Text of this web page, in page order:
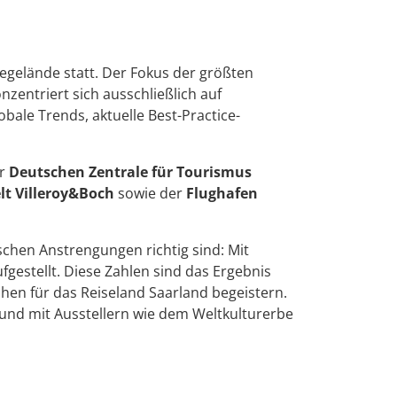
statt. Der Fokus der größten
sich ausschließlich auf
Trends, aktuelle Best-Practice-
Deutschen Zentrale für Tourismus
Villeroy&Boch sowie der Flughafen
Anstrengungen richtig sind: Mit
Diese Zahlen sind das Ergebnis
für das Reiseland Saarland begeistern.
mit Ausstellern wie dem Weltkulturerbe